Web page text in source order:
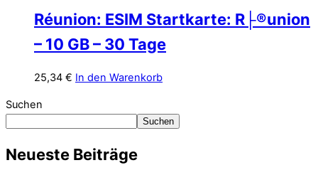
Réunion: ESIM Startkarte: R├®union
– 10 GB – 30 Tage
25,34 € In den Warenkorb
Suchen
Suchen
Neueste Beiträge